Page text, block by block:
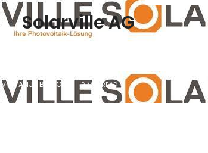
Solarville AG
VONANJA BOSIOK 0 MIN READ